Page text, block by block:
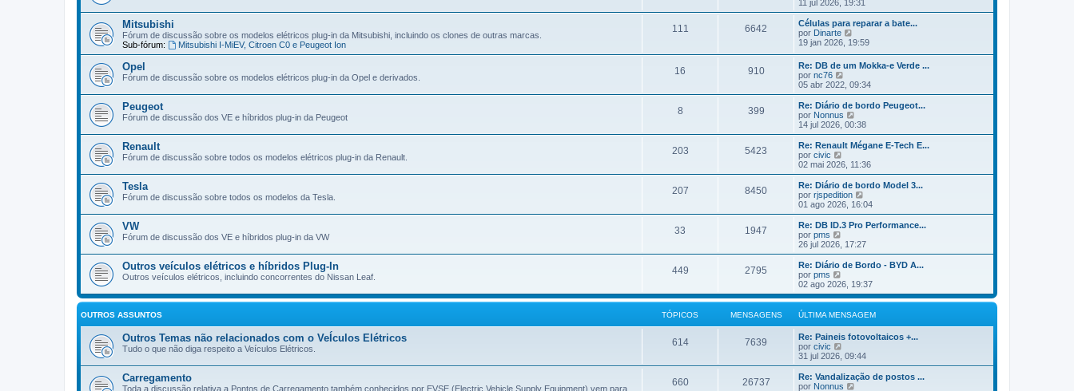
m
s
a
g
e
m
a
e
n
s
a
g
e
m
i
m
a
M
e
s
a
g
m
j
a
a
ú
l
t
i
m
a
M
e
n
s
a
g
m
11 jul 2026, 19:31
Mitsubishi
Fórum de discussão sobre os modelos elétricos plug-in da Mitsubishi, incluindo os clones de outras marcas.
Sub-fórum:
Mitsubishi I-MiEV, Citroen C0 e Peugeot Ion
111 6642
Células para reparar a bate...
por Dinarte
e
a
ú
l
t
m
a
M
e
s
a
g
e
m
19 jan 2026, 19:59
Opel
Fórum de discussão sobre os modelos elétricos plug-in da Opel e derivados.
16 910
Re: DB de um Mokka-e Verde ...
por nc76
e
j
a
a
ú
t
i
m
a
e
n
s
a
g
m
05 abr 2022, 09:34
Peugeot
Fórum de discussão dos VE e híbridos plug-in da Peugeot
8 399
Re: Diário de bordo Peugeot...
por Nonnus
e
j
a
ú
t
i
m
a
e
s
a
g
m
14 jul 2026, 00:38
Renault
Fórum de discussão sobre todos os modelos elétricos plug-in da Renault.
203 5423
Re: Renault Mégane E-Tech E...
por civic
e
j
a
a
ú
t
i
m
a
e
s
a
e
m
02 mai 2026, 11:36
Tesla
Fórum de discussão sobre todos os modelos da Tesla.
207 8450
Re: Diário de bordo Model 3...
por rjspedition
e
j
a
ú
i
m
a
M
n
s
a
e
m
01 ago 2026, 16:04
VW
Fórum de discussão dos VE e híbridos plug-in da VW
33 1947
Re: DB ID.3 Pro Performance...
por pms
e
j
a
ú
t
i
m
a
M
n
s
a
g
26 jul 2026, 17:27
Outros veículos elétricos e híbridos Plug-In
Outros veículos elétricos, incluindo concorrentes do Nissan Leaf.
449 2795
Re: Diário de Bordo - BYD A...
por pms
e
j
a
a
t
m
a
M
e
02 ago 2026, 19:37
OUTROS ASSUNTOS TÓPICOS MENSAGENS ÚLTIMA MENSAGEM
Outros Temas não relacionados com o VeÍculos Elétricos
Tudo o que não diga respeito a Veículos Elétricos.
614 7639
Re: Paineis fotovoltaicos +...
por civic
e
j
a
a
31 jul 2026, 09:44
Carregamento
Toda a discussão relativa a Pontos de Carregamento também conhecidos por EVSE (Electric Vehicle Supply Equipment) vem para
660 26737
Re: Vandalização de postos ...
por Nonnus